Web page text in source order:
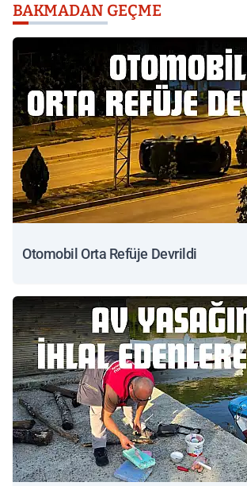
BAKMADAN GEÇME
Otomobil Orta Refüje Devrildi